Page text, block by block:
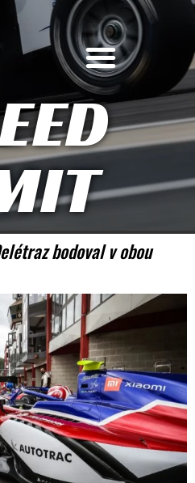
bodoval v obou